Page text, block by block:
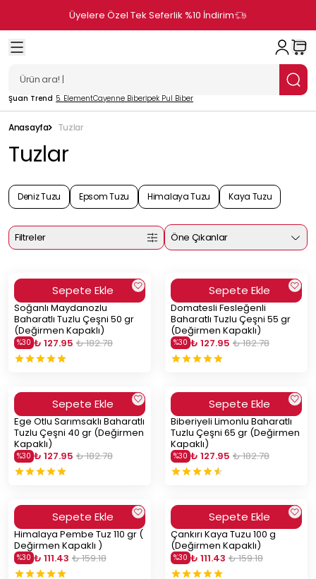
Üyelere Özel Tek Seferlik %10 İndirim
Şuan Trend 5. ElementCayenne Biberİpek Pul Biber
Anasayfa Tuzlar
Tuzlar
Deniz Tuzu Epsom Tuzu Himalaya Tuzu Kaya Tuzu
Filtreler Öne Çıkanlar
Sepete Ekle
Soğanlı Maydanozlu
Baharatlı Tuzlu Çeşni 50 gr
(Değirmen Kapaklı)
%30 ₺ 127.95 ₺ 182.78
Sepete Ekle
Domatesli Fesleğenli
Baharatlı Tuzlu Çeşni 55 gr
(Değirmen Kapaklı)
%30 ₺ 127.95 ₺ 182.78
Sepete Ekle
Ege Otlu Sarımsaklı Baharatlı
Tuzlu Çeşni 40 gr (Değirmen
Kapaklı)
%30 ₺ 127.95 ₺ 182.78
Sepete Ekle
Biberiyeli Limonlu Baharatlı
Tuzlu Çeşni 65 gr (Değirmen
Kapaklı)
%30 ₺ 127.95 ₺ 182.78
Sepete Ekle
Himalaya Pembe Tuz 110 gr (
Değirmen Kapaklı )
%30 ₺ 111.43 ₺ 159.18
Sepete Ekle
Çankırı Kaya Tuzu 100 g
(Değirmen Kapaklı)
%30 ₺ 111.43 ₺ 159.18